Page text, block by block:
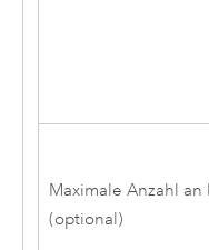
Maximale Anzahl an
(optional)